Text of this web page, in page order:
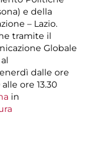
e della
– Lazio.
tramite il
Globale
dalle ore
ore 13.30
in